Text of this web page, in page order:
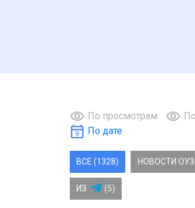
По просмотрам
По дате
ВСЕ (1328) НОВОСТИ
ИЗ (5)